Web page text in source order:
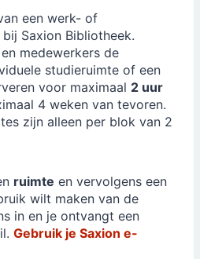
een werk- of
Saxion Bibliotheek.
medewerkers de
studieruimte of een
voor maximaal 2 uur
4 weken van tevoren.
zijn alleen per blok van 2
ruimte en vervolgens een
wilt maken van de
in en je ontvangt een
Gebruik je Saxion e-